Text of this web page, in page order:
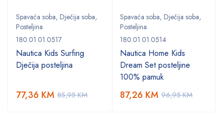
Spavaća soba, Dječija soba,
Posteljina
180.01.01.0517
Nautica Kids Surfing
Dječija posteljina
85,95KM
77,36 KM
Spavaća soba, Dječija soba,
Posteljina
180.01.01.0514
Nautica Home Kids
Dream Set posteljine
100% pamuk
96,95KM
87,26 KM